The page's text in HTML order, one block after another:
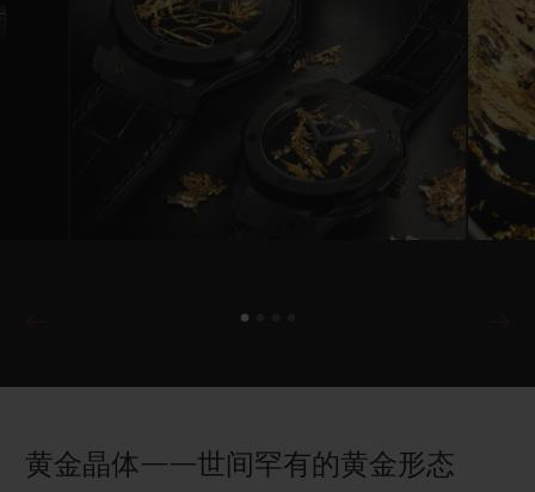
黄金晶体——世间罕有的黄金形态